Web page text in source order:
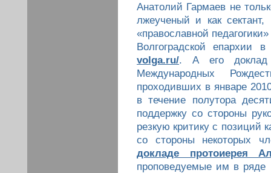
Анатолий Гармаев не
лжеученый и как
«православной
Волгоградской епархии
volga.ru/. А его доклад
Международных
проходивших в январе
в течение полутора
поддержку со стороны
резкую критику с позиций
со стороны некоторых
докладе протоиерея
проповедуемые им в ряде